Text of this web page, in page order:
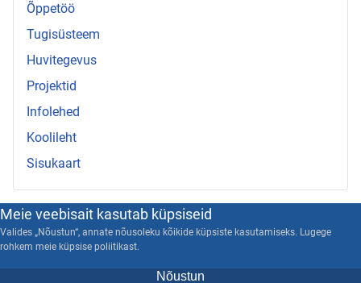
Õppetöö
Tugisüsteem
Huvitegevus
Projektid
Infolehed
Koolileht
Sisukaart
Meie veebisait kasutab küpsiseid
Valides „Nõustun“, annate nõusoleku kõikide küpsiste kasutamiseks. Lugege
rohkem meie küpsise poliitikast.
Nõustun